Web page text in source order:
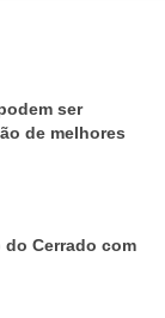
ser
de melhores
do Cerrado com